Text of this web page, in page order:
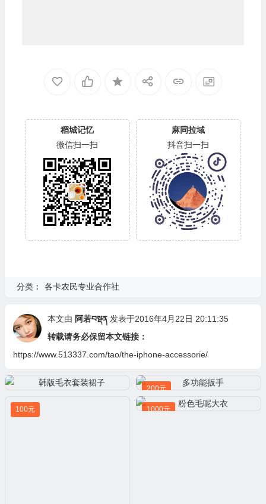
稻城记忆
微信扫一扫
麻同拉域
抖音扫一扫
分类： 各卡农民专业合作社
本文由 阿若བསྡན 发表于2016年4月22日 20:11:35
转载请务必保留本文链接：
https://www.513337.com/tao/the-iphone-accessorie/
200元
100元 1000元